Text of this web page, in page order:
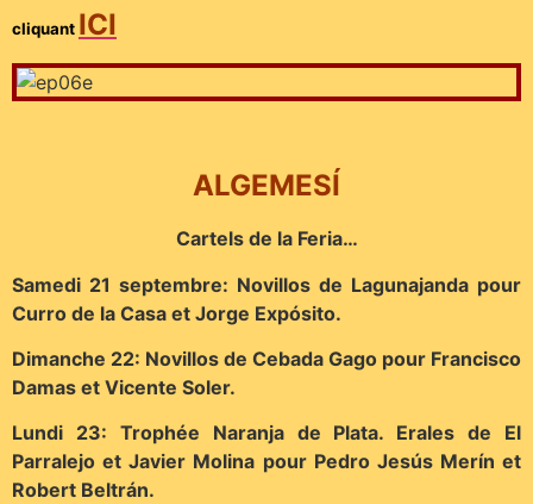
cliquant ICI
ALGEMESÍ
Cartels de la Feria…
Samedi 21 septembre: Novillos de Lagunajanda pour
Curro de la Casa et Jorge Expósito.
Dimanche 22: Novillos de Cebada Gago pour Francisco
Damas et Vicente Soler.
Lundi 23: Trophée Naranja de Plata. Erales de El
Parralejo et Javier Molina pour Pedro Jesús Merín et
Robert Beltrán.